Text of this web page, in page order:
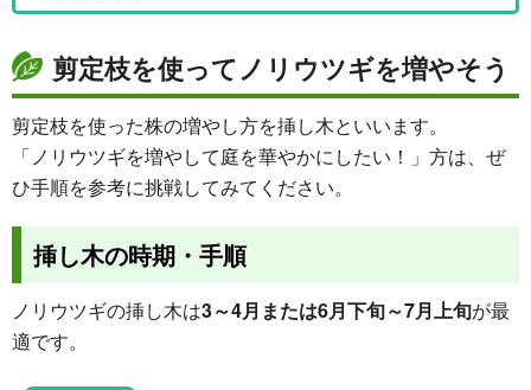
剪定枝を使ってノリウツギを増やそう
剪定枝を使った株の増やし方を挿し木といいます。
「ノリウツギを増やして庭を華やかにしたい！」方は、ぜ
ひ手順を参考に挑戦してみてください。
挿し木の時期・手順
ノリウツギの挿し木は3～4月または6月下旬～7月上旬が最
適です。